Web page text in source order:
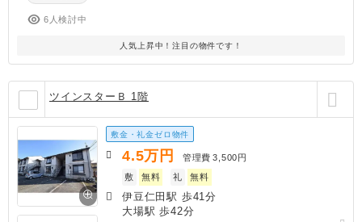
6人検討中
人気上昇中！注目の物件です！
ツインスターＢ 1階
敷金・礼金ゼロ物件
4.5万円 管理費 3,500円
敷
無料 礼 無料
伊豆仁田駅 歩41分
大場駅 歩42分